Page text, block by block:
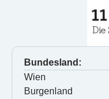
Bundesland:
Wien
Burgenland